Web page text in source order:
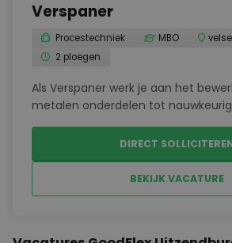
Verspaner
Procestechniek MBO
2 ploegen
Als Verspaner werk je aan het
metalen onderdelen tot
eindproducten. Je maakt gebruik
verspaningstechnieken en bedient
conventionele als CNC-gestuurde
werkzaamheden vinden plaats in een
DIRECT
BEKIJK VACATURE